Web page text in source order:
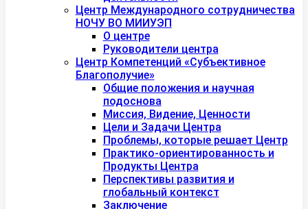
Центр Международного сотрудничества
НОЧУ ВО МИИУЭП
О центре
Руководители центра
Центр Компетенций «Субъективное
Благополучие»
Общие положения и научная
подоснова
Миссия, Видение, Ценности
Цели и Задачи Центра
Проблемы, которые решает Центр
Практико-ориентированность и
Продукты Центра
Перспективы развития и
глобальный контекст
Заключение